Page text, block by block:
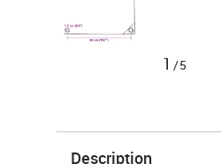
1 /5
Description